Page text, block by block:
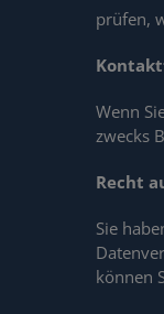
prüfen,
Wenn
zwecks
Recht
Sie
können